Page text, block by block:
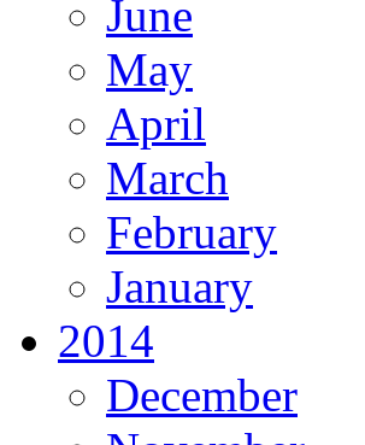
June
May
April
March
February
January
2014
December